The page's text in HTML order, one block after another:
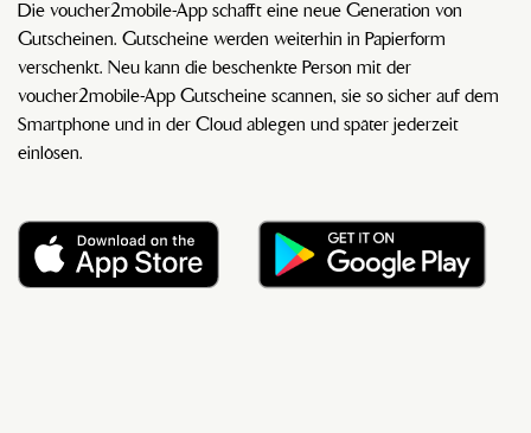
Die voucher2mobile-App schafft eine neue Generation von
Gutscheinen. Gutscheine werden weiterhin in Papierform
verschenkt. Neu kann die beschenkte Person mit der
voucher2mobile-App Gutscheine scannen, sie so sicher auf dem
Smartphone und in der Cloud ablegen und später jederzeit
einlösen.